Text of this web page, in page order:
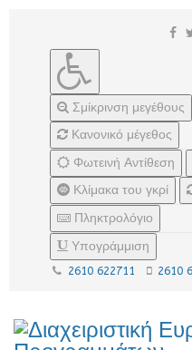
Σμίκρινση μεγέθους
Κανονικό μέγεθος
Φωτεινή Αντίθεση
Κλίμακα του γκρί
Πληκτρολόγιο
Υπογράμμιση
2610 622711 2610